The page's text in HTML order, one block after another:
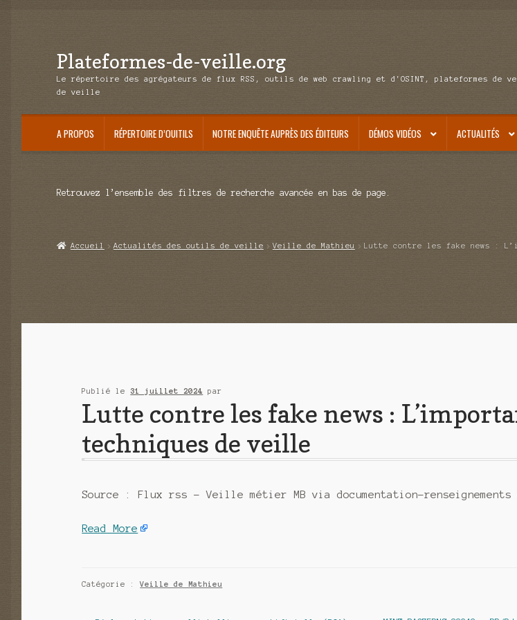
Aller
à
Aller
au
Plateformes-de-veille.org
Le répertoire des agrégateurs de flux RSS, outils de web crawling et d'OSINT, plateformes de
de veille
A PROPOS RÉPERTOIRE D’OUITILS NOTRE ENQUÊTE AUPRÈS DES ÉDITEURS DÉMOS VIDÉOS ACTUALITÉS
Retrouvez l’ensemble des filtres de recherche avancée en bas de page.
Accueil Actualités des outils de veille Veille de Mathieu Lutte contre les fake news :
Publié le31 juillet 2024 par
Lutte contre les fake news :
techniques de veille
Source : Flux rss – Veille métier MB via documentation-renseignements
Read More
Catégorie :Veille de Mathieu